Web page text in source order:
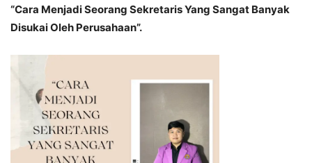
“Cara Menjadi Seorang Sekretaris Yang Sangat Banyak
Disukai Oleh Perusahaan”.